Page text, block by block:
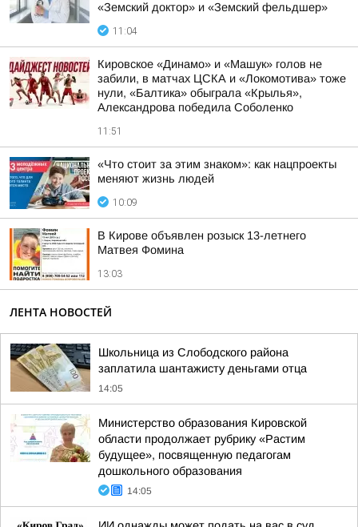
«Земский доктор» и «Земский фельдшер»
11:04
Кировское «Динамо» и «Машук» голов не
забили, в матчах ЦСКА и «Локомотива» тоже
нули, «Балтика» обыграла «Крылья»,
Александрова победила Соболенко
11:51
«Что стоит за этим знаком»: как нацпроекты
меняют жизнь людей
10:09
В Кирове объявлен розыск 13-летнего
Матвея Фомина
13:03
ЛЕНТА НОВОСТЕЙ
Школьница из Слободского района
заплатила шантажисту деньгами отца
14:05
Министерство образования Кировской
области продолжает рубрику «Растим
будущее», посвященную педагогам
дошкольного образования
14:05